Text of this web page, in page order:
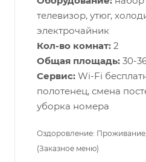
телевизор, утюг,
электрочайник
Кол-во комнат: 2
Общая площадь: 30-
Сервис: Wi-Fi
полотенец, смена
уборка номера
Оздоровление:
(Заказное меню)